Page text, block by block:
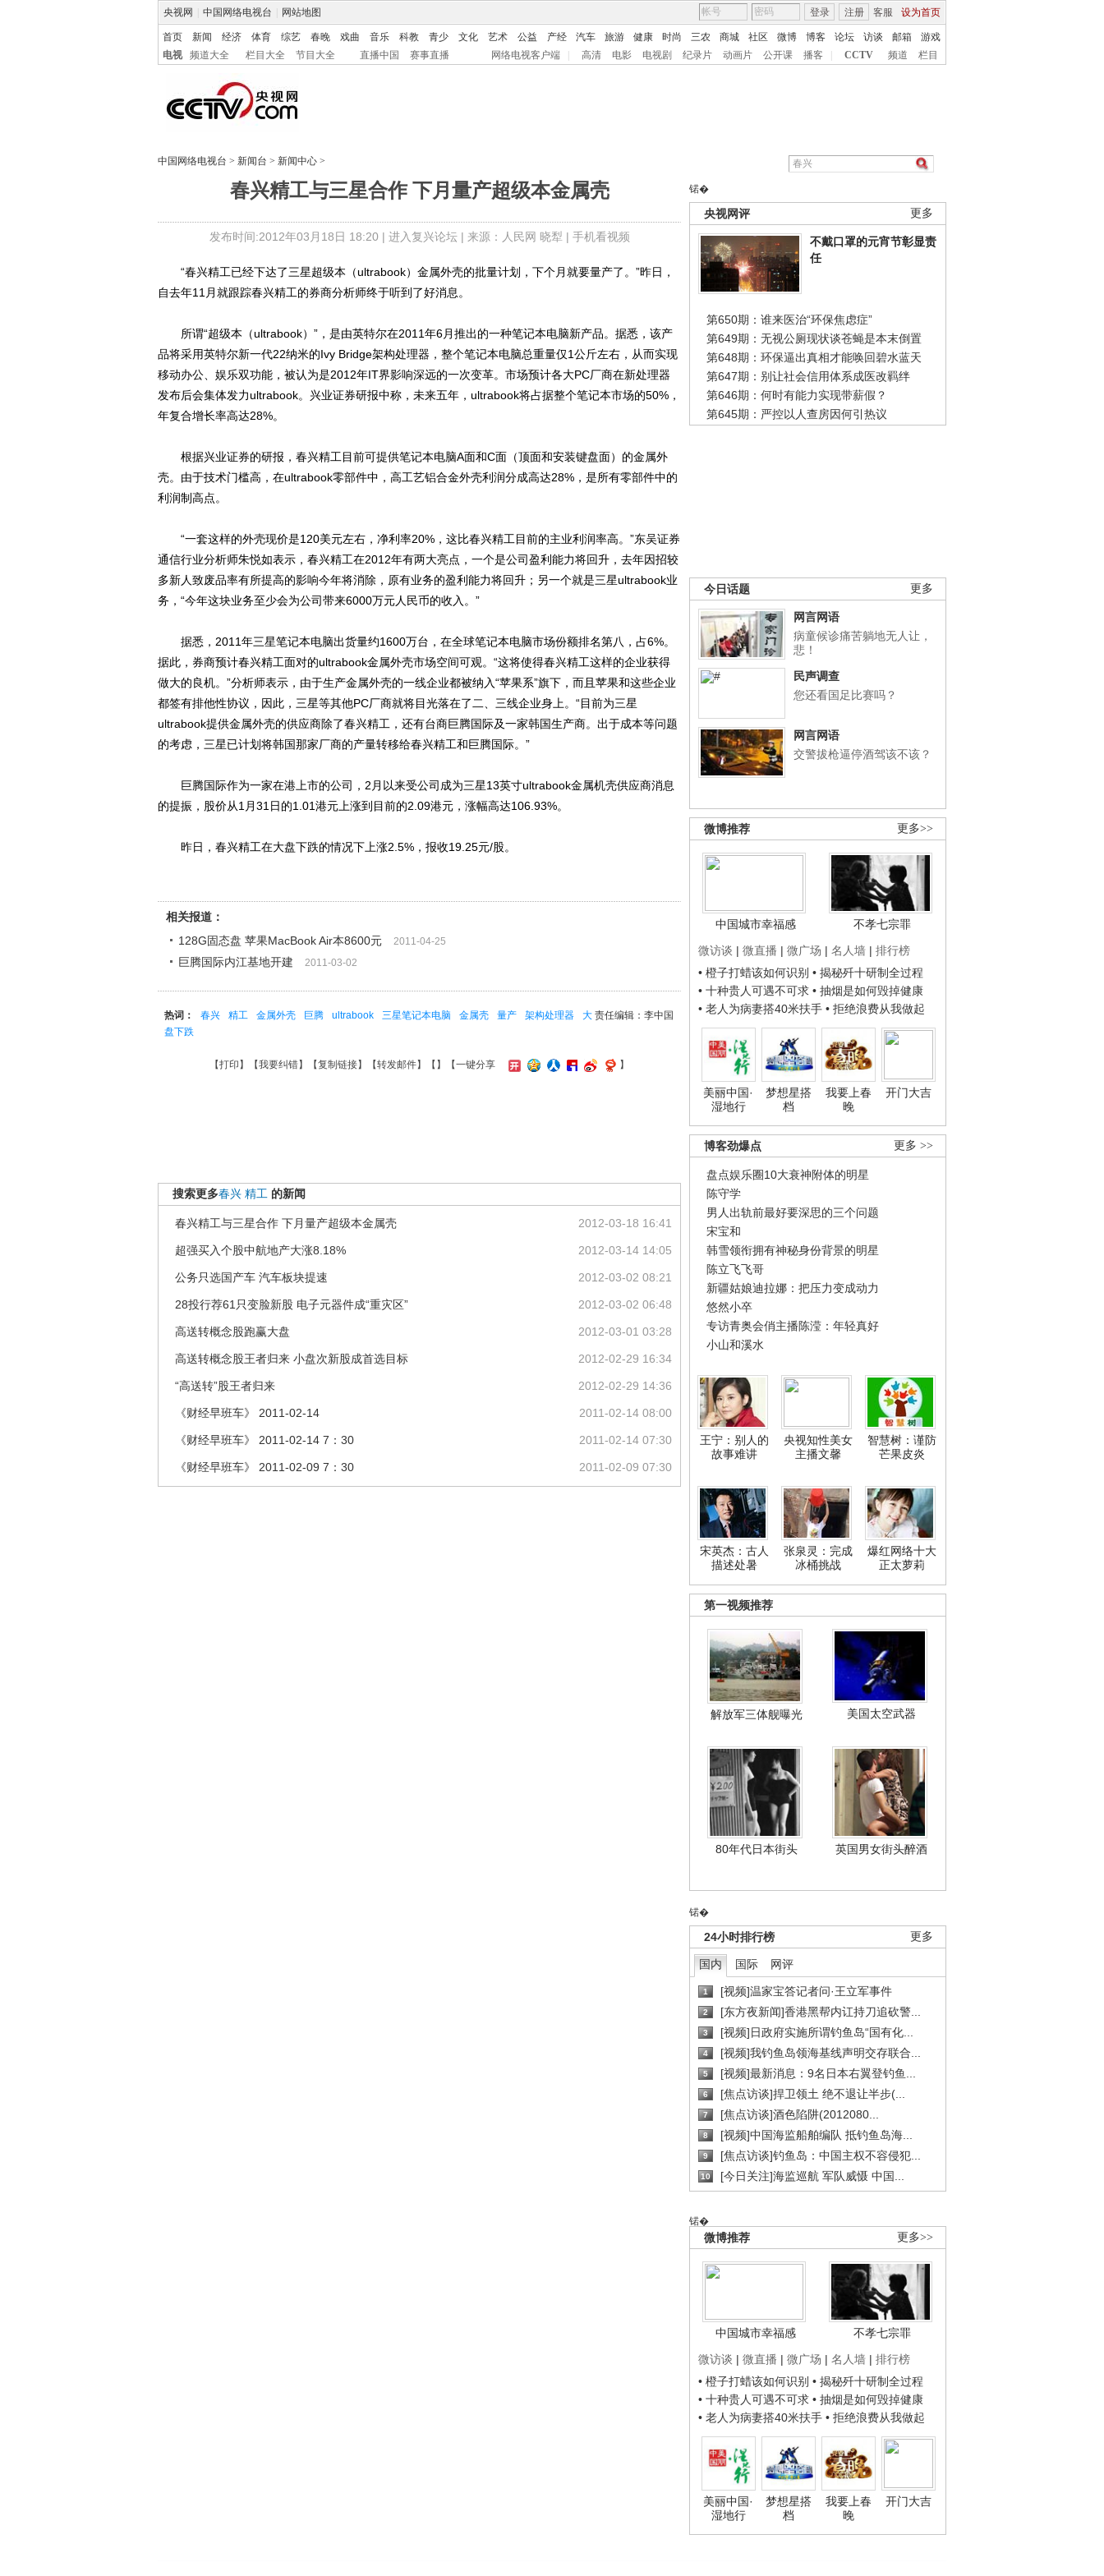
央视网 中国网络电视台 网站地图 客服 设为首页
登录 注册
首页 新闻 经济 体育 综艺 春晚 戏曲 音乐 科教 青少 文化 艺术 公益 产经 汽车 旅游 健康 时尚 三农 商城 社区 微博 博客 论坛 访谈 邮箱
游戏
电视
频道大全 栏目大全 节目大全 直播中国 赛事直播 网络电视客户端 高清 电影 电视剧 纪录片 动画片 公开课 播客 CCTV 频道 栏目
中国网络电视台 > 新闻台 > 新闻中心 >
春兴精工与三星合作 下月量产超级本金属壳
发布时间:2012年03月18日 18:20 | 进入复兴论坛| 来源：人民网 晓犁 | 手机看视频
锘�
更多
央视网评
不戴口罩的元宵节彰显责
任
第650期：谁来医治“环保焦虑症”
第649期：无视公厕现状谈苍蝇是本末倒置
第648期：环保逼出真相才能唤回碧水蓝天
第647期：别让社会信用体系成医改羁绊
第646期：何时有能力实现带薪假？
第645期：严控以人查房因何引热议
更多
今日话题
网言网语
病童候诊痛苦躺地无人让，
悲！
民声调查
您还看国足比赛吗？
网言网语
交警拔枪逼停酒驾该不该？
更多>>
微博推荐
中国城市幸福感
不孝七宗罪
微访谈 | 微直播 | 微广场 | 名人墙 | 排行榜
• 橙子打蜡该如何识别 • 揭秘歼十研制全过程
• 十种贵人可遇不可求 • 抽烟是如何毁掉健康
• 老人为病妻搭40米扶手 • 拒绝浪费从我做起
美丽中国·
湿地行
梦想星搭
档
我要上春
晚
开门大吉
更多 >>
博客劲爆点
盘点娱乐圈10大衰神附体的明星
陈守学
男人出轨前最好要深思的三个问题
宋宝和
韩雪领衔拥有神秘身份背景的明星
陈立飞飞哥
新疆姑娘迪拉娜：把压力变成动力
悠然小卒
专访青奥会俏主播陈滢：年轻真好
小山和溪水
王宁：别人的
故事难讲
央视知性美女
主播文馨
智慧树：谨防
芒果皮炎
宋英杰：古人
描述处暑
张泉灵：完成
冰桶挑战
爆红网络十大
正太萝莉
第一视频推荐
解放军三体舰曝光 美国太空武器
80年代日本街头 英国男女街头醉酒
锘�
更多
24小时排行榜
国内 国际 网评
1 [视频]温家宝答记者问·王立军事件
2 [东方夜新闻]香港黑帮内讧持刀追砍警...
3 [视频]日政府实施所谓钓鱼岛“国有化...
4 [视频]我钓鱼岛领海基线声明交存联合...
5 [视频]最新消息：9名日本右翼登钓鱼...
6 [焦点访谈]捍卫领土 绝不退让半步(...
7 [焦点访谈]酒色陷阱(2012080...
8 [视频]中国海监船舶编队 抵钓鱼岛海...
9 [焦点访谈]钓鱼岛：中国主权不容侵犯...
10 [今日关注]海监巡航 军队威慑 中国...
锘�
更多>>
微博推荐
中国城市幸福感
不孝七宗罪
微访谈 | 微直播 | 微广场 | 名人墙 | 排行榜
• 橙子打蜡该如何识别 • 揭秘歼十研制全过程
• 十种贵人可遇不可求 • 抽烟是如何毁掉健康
• 老人为病妻搭40米扶手 • 拒绝浪费从我做起
美丽中国·
湿地行
梦想星搭
档
我要上春
晚
开门大吉
“春兴精工已经下达了三星超级本（ultrabook）金属外壳的批量计划，下个月就要量产了。”昨日，
自去年11月就跟踪春兴精工的券商分析师终于听到了好消息。
所谓“超级本（ultrabook）”，是由英特尔在2011年6月推出的一种笔记本电脑新产品。据悉，该产
品将采用英特尔新一代22纳米的Ivy Bridge架构处理器，整个笔记本电脑总重量仅1公斤左右，从而实现
移动办公、娱乐双功能，被认为是2012年IT界影响深远的一次变革。市场预计各大PC厂商在新处理器
发布后会集体发力ultrabook。兴业证券研报中称，未来五年，ultrabook将占据整个笔记本市场的50%，
年复合增长率高达28%。
根据兴业证券的研报，春兴精工目前可提供笔记本电脑A面和C面（顶面和安装键盘面）的金属外
壳。由于技术门槛高，在ultrabook零部件中，高工艺铝合金外壳利润分成高达28%，是所有零部件中的
利润制高点。
“一套这样的外壳现价是120美元左右，净利率20%，这比春兴精工目前的主业利润率高。”东吴证券
通信行业分析师朱悦如表示，春兴精工在2012年有两大亮点，一个是公司盈利能力将回升，去年因招较
多新人致废品率有所提高的影响今年将消除，原有业务的盈利能力将回升；另一个就是三星ultrabook业
务，“今年这块业务至少会为公司带来6000万元人民币的收入。”
据悉，2011年三星笔记本电脑出货量约1600万台，在全球笔记本电脑市场份额排名第八，占6%。
据此，券商预计春兴精工面对的ultrabook金属外壳市场空间可观。“这将使得春兴精工这样的企业获得
做大的良机。”分析师表示，由于生产金属外壳的一线企业都被纳入“苹果系”旗下，而且苹果和这些企业
都签有排他性协议，因此，三星等其他PC厂商就将目光落在了二、三线企业身上。“目前为三星
ultrabook提供金属外壳的供应商除了春兴精工，还有台商巨腾国际及一家韩国生产商。出于成本等问题
的考虑，三星已计划将韩国那家厂商的产量转移给春兴精工和巨腾国际。”
巨腾国际作为一家在港上市的公司，2月以来受公司成为三星13英寸ultrabook金属机壳供应商消息
的提振，股价从1月31日的1.01港元上涨到目前的2.09港元，涨幅高达106.93%。
昨日，春兴精工在大盘下跌的情况下上涨2.5%，报收19.25元/股。
相关报道：
128G固态盘 苹果MacBook Air本8600元
2011-04-25
巨腾国际内江基地开建 2011-03-02
责任编辑：李中国
热词： 春兴 精工 金属外壳 巨腾 ultrabook 三星笔记本电脑 金属壳 量产 架构处理器
大
盘下跌
【打印 】【我要纠错】【复制链接】【转发邮件】【 】 【一键分享 】
搜索更多春兴 精工 的新闻
2012-03-18 16:41
春兴精工与三星合作 下月量产超级本金属壳
2012-03-14 14:05
超强买入个股中航地产大涨8.18%
2012-03-02 08:21
公务只选国产车 汽车板块提速
2012-03-02 06:48
28投行荐61只变脸新股 电子元器件成“重灾区”
2012-03-01 03:28
高送转概念股跑赢大盘
2012-02-29 16:34
高送转概念股王者归来 小盘次新股成首选目标
2012-02-29 14:36
“高送转”股王者归来
2011-02-14 08:00
《财经早班车》 2011-02-14
2011-02-14 07:30
《财经早班车》 2011-02-14 7：30
2011-02-09 07:30
《财经早班车》 2011-02-09 7：30